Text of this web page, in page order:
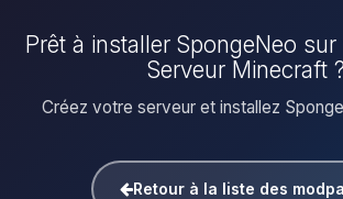
Prêt à installer SpongeNeo
Serveur Minecraft ?
Créez votre serveur et installez
Retour à la liste des